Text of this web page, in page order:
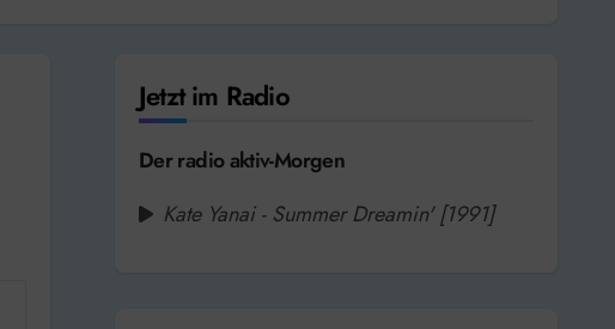
Jetzt im Radio
Der radio aktiv-Morgen
Kate Yanai - Summer Dreamin' [1991]